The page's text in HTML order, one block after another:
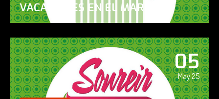
VACACIONES EN EL MAR
05
May 25